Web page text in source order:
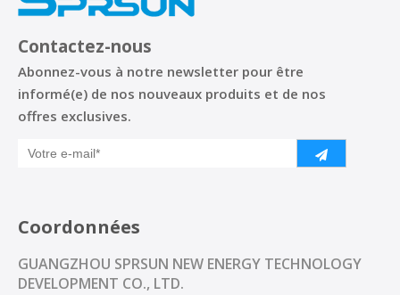
Contactez-nous
Abonnez-vous à notre newsletter pour être
informé(e) de nos nouveaux produits et de nos
offres exclusives.
Coordonnées
GUANGZHOU SPRSUN NEW ENERGY TECHNOLOGY
DEVELOPMENT CO., LTD.